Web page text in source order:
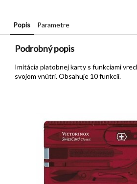
Popis Parametre
Podrobný popis
Imitácia platobnej karty s funkciami
svojom vnútri. Obsahuje 10 funkcií.